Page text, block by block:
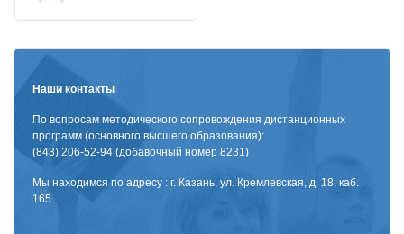
Наши контакты
По вопросам методического сопровождения дистанционных
программ (основного высшего образования):
(843) 206-52-94 (добавочный номер 8231)
Мы находимся по адресу : г. Казань, ул. Кремлевская, д. 18, каб.
165